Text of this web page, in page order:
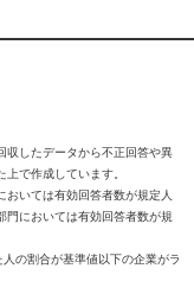
収したデータから不正回答や異
で作成しています。
いては有効回答者数が規定人
門においては有効回答者数が規
の割合が基準値以下の企業がラ